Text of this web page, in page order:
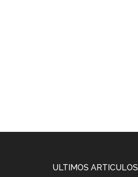
ULTIMOS ARTICULOS